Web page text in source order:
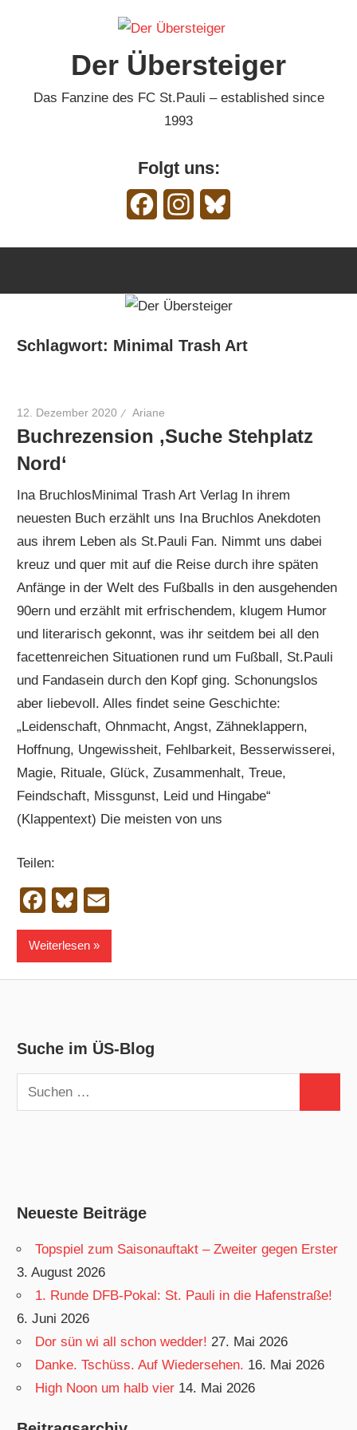
Der Übersteiger
Das Fanzine des FC St.Pauli – established since
1993
Folgt uns:
FacebookInstagram
Schlagwort: Minimal Trash Art
12. Dezember 2020 Ariane
Buchrezension ‚Suche Stehplatz
Nord‘
Ina BruchlosMinimal Trash Art Verlag In ihrem
neuesten Buch erzählt uns Ina Bruchlos Anekdoten
aus ihrem Leben als St.Pauli Fan. Nimmt uns dabei
kreuz und quer mit auf die Reise durch ihre späten
Anfänge in der Welt des Fußballs in den ausgehenden
90ern und erzählt mit erfrischendem, klugem Humor
und literarisch gekonnt, was ihr seitdem bei all den
facettenreichen Situationen rund um Fußball, St.Pauli
und Fandasein durch den Kopf ging. Schonungslos
aber liebevoll. Alles findet seine Geschichte:
„Leidenschaft, Ohnmacht, Angst, Zähneklappern,
Hoffnung, Ungewissheit, Fehlbarkeit, Besserwisserei,
Magie, Rituale, Glück, Zusammenhalt, Treue,
Feindschaft, Missgunst, Leid und Hingabe“
(Klappentext) Die meisten von uns
Teilen:
Facebook
Bluesky
Weiterlesen
Suche im ÜS-Blog
Suchen
nach:
Neueste Beiträge
Topspiel zum Saisonauftakt – Zweiter gegen Erster
3. August 2026
1. Runde DFB-Pokal: St. Pauli in die Hafenstraße!
6. Juni 2026
Dor sün wi all schon wedder! 27. Mai 2026
Danke. Tschüss. Auf Wiedersehen. 16. Mai 2026
High Noon um halb vier 14. Mai 2026